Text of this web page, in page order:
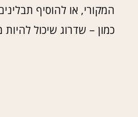
המקורי, או להוסיף
כמון – שדרוג שיכול